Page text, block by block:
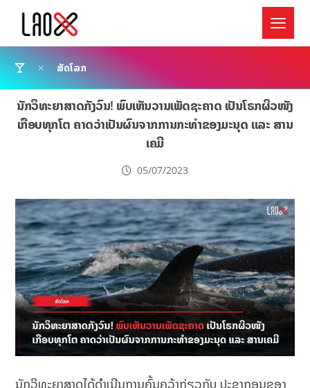
ສັດໂລກ
ນັກວິທະຍາສາດກັງວົນ! ພົບເຫັນວານເພັດຊະຄາດ ເປັນໂຣກຜິວໜັງ
ເກືອບທຸກໂຕ ຄາດວ່າເປັນຜົນຈາກການກະທຳຂອງມະນຸດ ແລະ ສານ
ເຄມີ
05/07/2023
ນັກວິທະຍາສາດໄດ້ດໍາເນີນການຄົ້ນຄວ້າກ່ຽວກັບ ປະຊາກອນຂອງ